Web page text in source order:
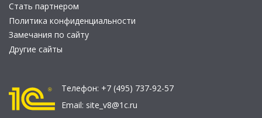
Стать партнером
Политика конфиденциальности
Замечания по сайту
Другие сайты
Телефон: +7 (495) 737-92-57
Email: site_v8@1c.ru